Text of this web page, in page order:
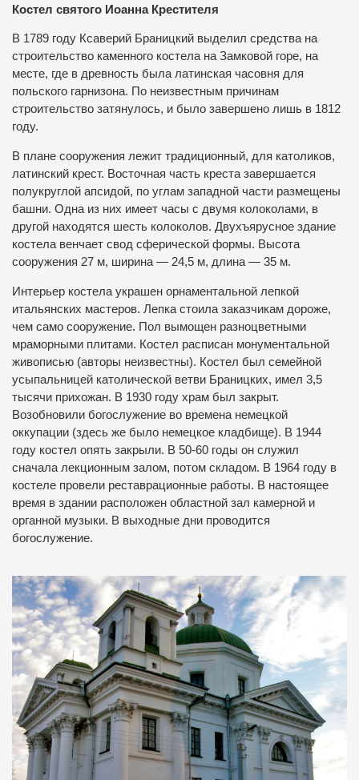
Костел святого Иоанна Крестителя
В 1789 году Ксаверий Браницкий выделил средства на
строительство каменного костела на Замковой горе, на
месте, где в древность была латинская часовня для
польского гарнизона. По неизвестным причинам
строительство затянулось, и было завершено лишь в 1812
году.
В плане сооружения лежит традиционный, для католиков,
латинский крест. Восточная часть креста завершается
полукруглой апсидой, по углам западной части размещены
башни. Одна из них имеет часы с двумя колоколами, в
другой находятся шесть колоколов. Двухъярусное здание
костела венчает свод сферической формы. Высота
сооружения 27 м, ширина — 24,5 м, длина — 35 м.
Интерьер костела украшен орнаментальной лепкой
итальянских мастеров. Лепка стоила заказчикам дороже,
чем само сооружение. Пол вымощен разноцветными
мраморными плитами. Костел расписан монументальной
живописью (авторы неизвестны). Костел был семейной
усыпальницей католической ветви Браницких, имел 3,5
тысячи прихожан. В 1930 году храм был закрыт.
Возобновили богослужение во времена немецкой
оккупации (здесь же было немецкое кладбище). В 1944
году костел опять закрыли. В 50-60 годы он служил
сначала лекционным залом, потом складом. В 1964 году в
костеле провели реставрационные работы. В настоящее
время в здании расположен областной зал камерной и
органной музыки. В выходные дни проводится
богослужение.